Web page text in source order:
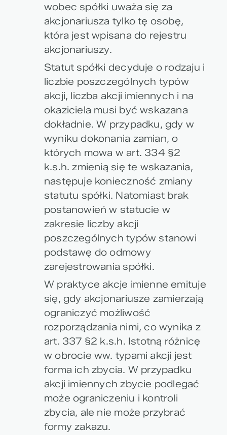
wobec spółki uważa się za
akcjonariusza tylko tę osobę,
która jest wpisana do rejestru
akcjonariuszy.
Statut spółki decyduje o rodzaju i
liczbie poszczególnych typów
akcji, liczba akcji imiennych i na
okaziciela musi być wskazana
dokładnie. W przypadku, gdy w
wyniku dokonania zamian, o
których mowa w art. 334 §2
k.s.h. zmienią się te wskazania,
następuje konieczność zmiany
statutu spółki. Natomiast brak
postanowień w statucie w
zakresie liczby akcji
poszczególnych typów stanowi
podstawę do odmowy
zarejestrowania spółki.
W praktyce akcje imienne emituje
się, gdy akcjonariusze zamierzają
ograniczyć możliwość
rozporządzania nimi, co wynika z
art. 337 §2 k.s.h. Istotną różnicę
w obrocie ww. typami akcji jest
forma ich zbycia. W przypadku
akcji imiennych zbycie podlegać
może ograniczeniu i kontroli
zbycia, ale nie może przybrać
formy zakazu.